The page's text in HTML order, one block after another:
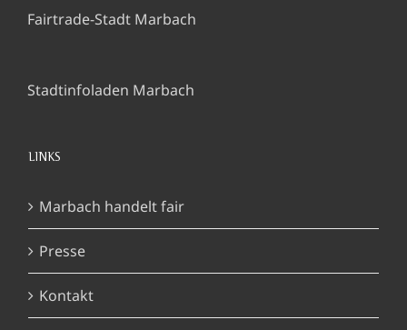
Fairtrade-Stadt Marbach
Stadtinfoladen Marbach
LINKS
Marbach handelt fair
Presse
Kontakt